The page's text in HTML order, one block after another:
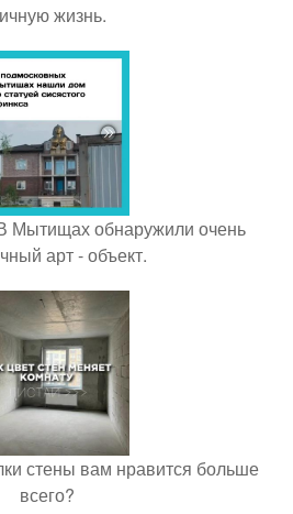
жизнь.
Мытищах обнаружили очень
арт - объект.
стены вам нравится больше
всего?